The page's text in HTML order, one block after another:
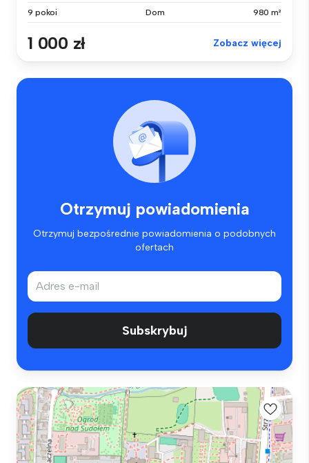
9 pokoi Dom 980 m²
1 000 zł Zobacz więcej
Otrzymuj powiadomienia
Otrzymuj bezpośrednie powiadomienia o podobnych
ofertach
Subskrybuj